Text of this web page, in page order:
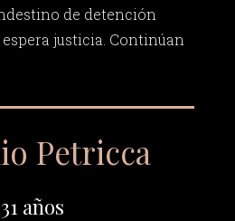
de detención
espera justicia. Continúan
Petricca
31 años